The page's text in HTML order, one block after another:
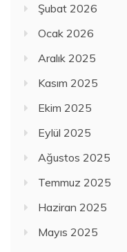
Şubat 2026
Ocak 2026
Aralık 2025
Kasım 2025
Ekim 2025
Eylül 2025
Ağustos 2025
Temmuz 2025
Haziran 2025
Mayıs 2025